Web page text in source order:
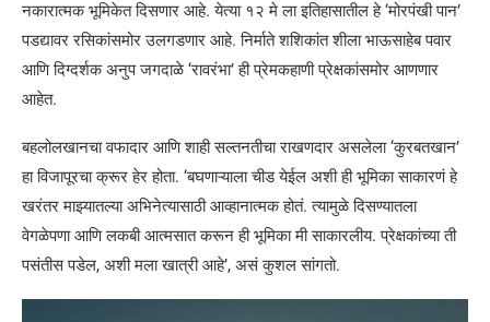
नकारात्मक भूमिकेत दिसणार आहे. येत्या १२ मे ला इतिहासातील हे ‘मोरपंखी पान’
पडद्यावर रसिकांसमोर उलगडणार आहे. निर्माते शशिकांत शीला भाऊसाहेब पवार
आणि दिग्दर्शक अनुप जगदाळे ‘रावरंभा’ ही प्रेमकहाणी प्रेक्षकांसमोर आणणार
आहेत.
बहलोलखानचा वफादार आणि शाही सल्तनतीचा राखणदार असलेला ‘कुरबतखान’
हा विजापूरचा क्रूर हेर होता. ‘बघणाऱ्याला चीड येईल अशी ही भूमिका साकारणं हे
खरंतर माझ्यातल्या अभिनेत्यासाठी आव्हानात्मक होतं. त्यामुळे दिसण्यातला
वेगळेपणा आणि लकबी आत्मसात करून ही भूमिका मी साकारलीय. प्रेक्षकांच्या ती
पसंतीस पडेल, अशी मला खात्री आहे’, असं कुशल सांगतो.